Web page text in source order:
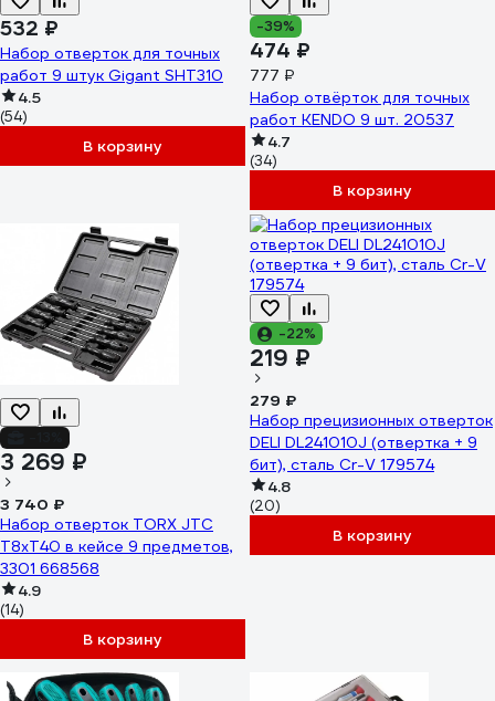
532 ₽
Набор отверток для точных
работ 9 штук Gigant SHT310
4.5
(54)
В корзину
-39%
474 ₽
777 ₽
Набор отвёрток для точных
работ KENDO 9 шт. 20537
4.7
(34)
В корзину
3 269 ₽
3 740 ₽
Набор отверток TORX JTC
T8xT40 в кейсе 9 предметов,
3301 668568
4.9
(14)
В корзину
-22%
219 ₽
279 ₽
Набор прецизионных отверток
DELI DL241010J (отвертка + 9
бит), сталь Cr-V 179574
4.8
(20)
В корзину